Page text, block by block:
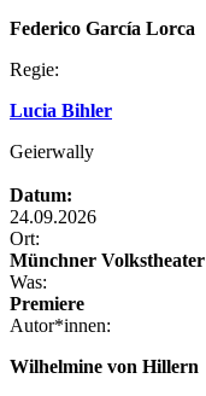
Federico García Lorca
Regie:
Lucia Bihler
Geierwally
Datum:
24.09.2026
Ort:
Münchner Volkstheater
Was:
Premiere
Autor*innen:
Wilhelmine von Hillern